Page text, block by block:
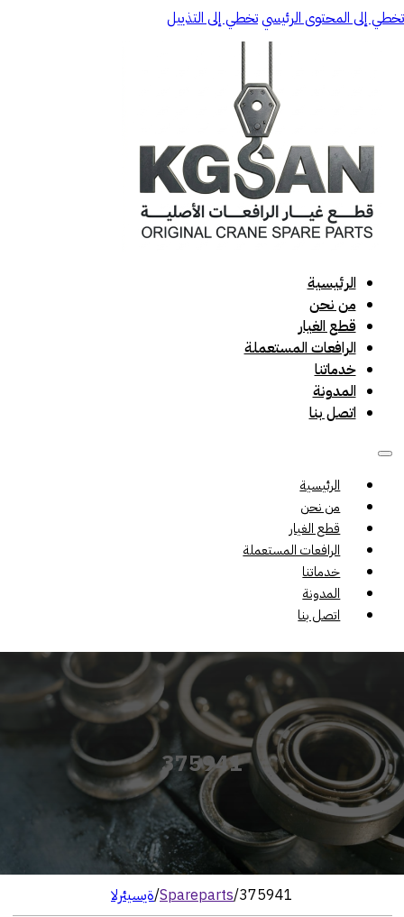
تخطي إلى المحتوى الرئيسيتخطي إلى التذييل
الرئيسية
من نحن
قطع الغيار
الرافعات المستعملة
خدماتنا
المدونة
اتصل بنا
الرئيسية
من نحن
قطع الغيار
الرافعات المستعملة
خدماتنا
المدونة
اتصل بنا
375941
الرئيسية/Spareparts/375941